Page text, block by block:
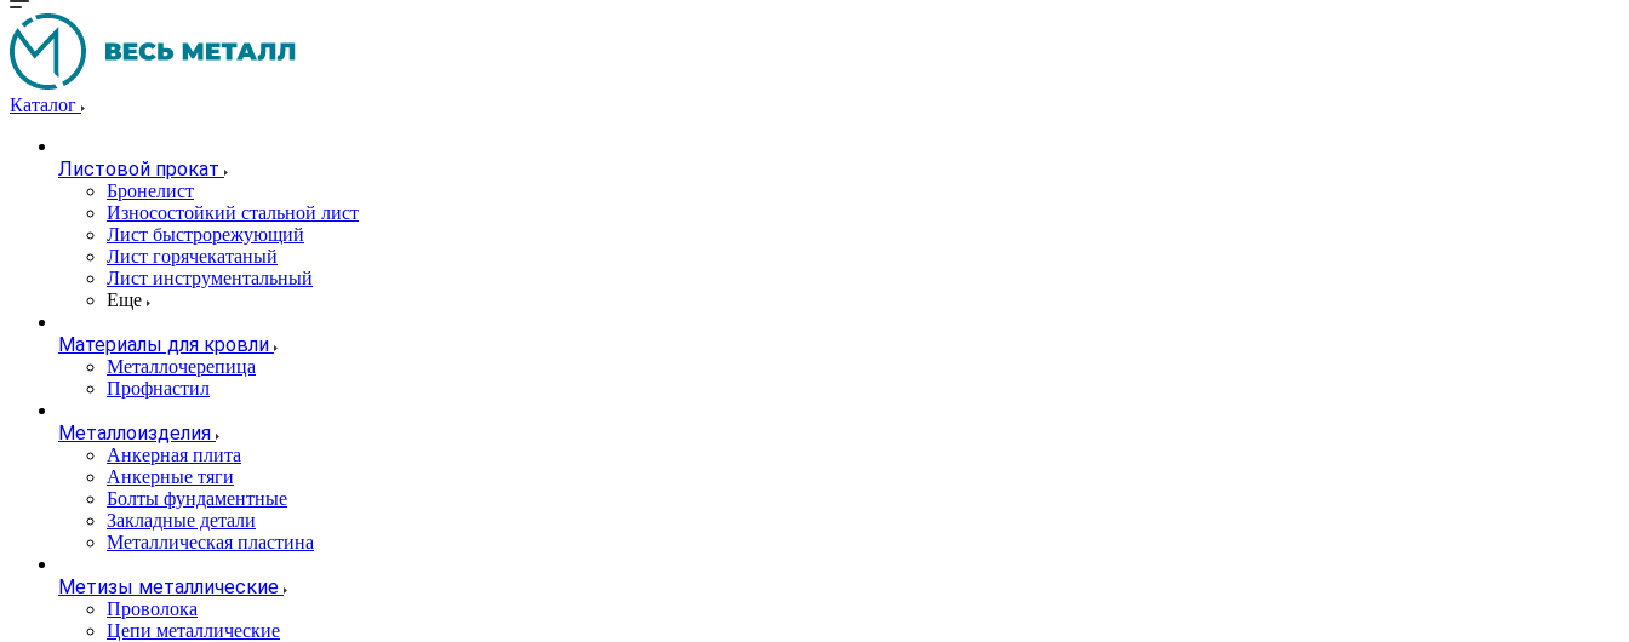
Каталог
Листовой прокат
Бронелист
Износостойкий стальной лист
Лист быстрорежующий
Лист горячекатаный
Лист инструментальный
Еще
Материалы для кровли
Металлочерепица
Профнастил
Металлоизделия
Анкерная плита
Анкерные тяги
Болты фундаментные
Закладные детали
Металлическая пластина
Метизы металлические
Проволока
Цепи металлические